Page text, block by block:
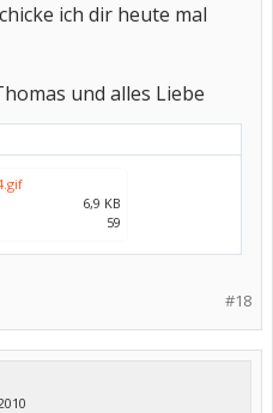
ich dir heute mal
und alles Liebe
6,9 KB
59
#18